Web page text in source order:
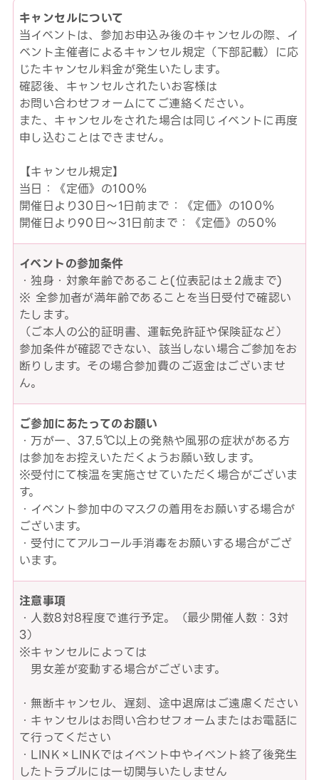
キャンセルについて
当イベントは、参加お申込み後のキャンセルの際、イ
ベント主催者によるキャンセル規定（下部記載）に応
じたキャンセル料金が発生いたします。
確認後、キャンセルされたいお客様は
お問い合わせフォームにてご連絡ください。
また、キャンセルをされた場合は同じイベントに再度
申し込むことはできません。
【キャンセル規定】
当日：《定価》の100％
開催日より30日～1日前まで：《定価》の100％
開催日より90日～31日前まで：《定価》の50％
イベントの参加条件
・独身・対象年齢であること(位表記は±2歳まで)
※ 全参加者が満年齢であることを当日受付で確認い
たします。
（ご本人の公的証明書、運転免許証や保険証など）
参加条件が確認できない、該当しない場合ご参加をお
断りします。その場合参加費のご返金はございませ
ん。
ご参加にあたってのお願い
・万が一、37.5℃以上の発熱や風邪の症状がある方
は参加をお控えいただくようお願い致します。
※受付にて検温を実施させていただく場合がございま
す。
・イベント参加中のマスクの着用をお願いする場合が
ございます。
・受付にてアルコール手消毒をお願いする場合がござ
います。
注意事項
・人数8対8程度で進行予定。（最少開催人数：3対
3）
※キャンセルによっては
男女差が変動する場合がございます。
・無断キャンセル、遅刻、途中退席はご遠慮ください
・キャンセルはお問い合わせフォームまたはお電話に
て行ってください
・LINK×LINKではイベント中やイベント終了後発生
したトラブルには一切関与いたしません